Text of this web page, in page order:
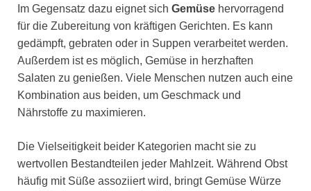
Im Gegensatz dazu eignet sich Gemüse hervorragend
für die Zubereitung von kräftigen Gerichten. Es kann
gedämpft, gebraten oder in Suppen verarbeitet werden.
Außerdem ist es möglich, Gemüse in herzhaften
Salaten zu genießen. Viele Menschen nutzen auch eine
Kombination aus beiden, um Geschmack und
Nährstoffe zu maximieren.
Die Vielseitigkeit beider Kategorien macht sie zu
wertvollen Bestandteilen jeder Mahlzeit. Während Obst
häufig mit Süße assoziiert wird, bringt Gemüse Würze